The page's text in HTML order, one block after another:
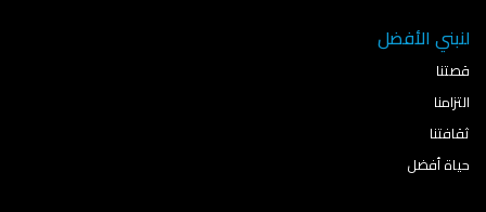
لنبني الأفضل
قصتنا
التزامنا
ثقافتنا
حياة أفضل